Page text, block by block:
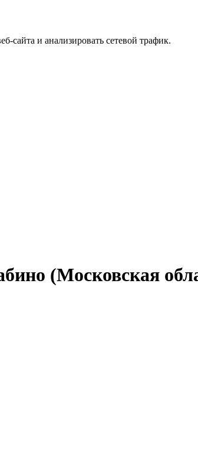
сайта и анализировать сетевой трафик.
(Московская